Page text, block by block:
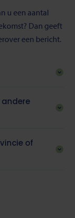
u een aantal
Dan geeft
een bericht.
of